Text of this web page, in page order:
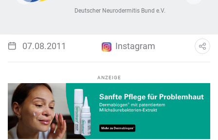
Deutscher Neurodermitis Bund e.V.
07.08.2011 Instagram
ANZEIGE